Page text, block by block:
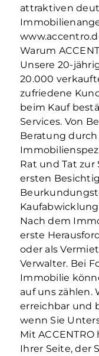
attraktiven
Warum
Unsere 20-
20.000
zufriedene
beim Kauf
Services. Von
Beratung durch
Rat und Tat zur
ersten
Nach dem
erste
oder als
Verwalter. Bei
Immobilie
auf uns zählen.
erreichbar und
wenn Sie
Mit
Ihrer Seite, der